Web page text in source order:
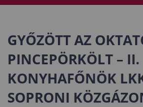
GYŐZÖTT AZ
PINCEPÖRKÖLT – II.
KONYHAFŐNÖK
SOPRONI